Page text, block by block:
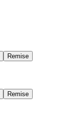
Remise
Remise